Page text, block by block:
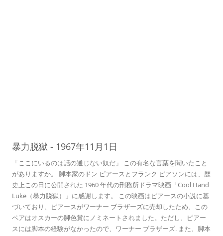
暴力脱獄 - 1967年11月1日
「ここにいるのは話の通じない奴だ」 この有名な言葉を聞いたこと
がありますか。 脚本家のドン ピアースとフランク ピアソンには、歴
史上この日に公開された 1960 年代の刑務所ドラマ映画「Cool Hand
Luke（暴力脱獄）」に感謝します。 この映画はピアースの小説に基
づいており、ピアースがワーナー ブラザーズに売却したため、この
ペアはオスカーの脚色賞にノミネートされました。ただし、ピアー
スには脚本の経験がなかったので、ワーナー ブラザーズ. また、脚本